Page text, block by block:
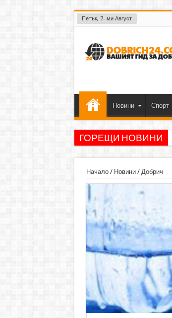
Петък, 7- ми Август
Новини Спорт
ГОРЕЩИ НОВИНИ
Начало/ Новини/ Добрич